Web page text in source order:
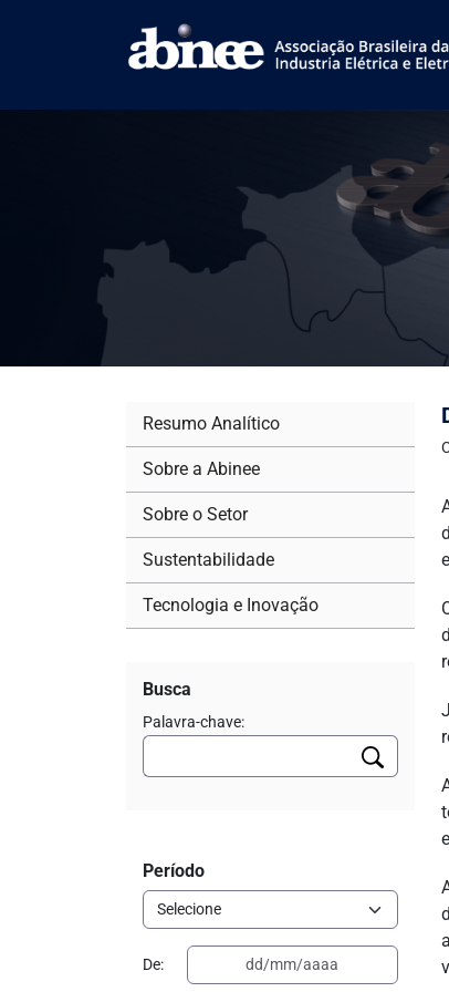
Resumo Analítico
Sobre a Abinee
Sobre o Setor
Sustentabilidade
Tecnologia e Inovação
Busca
Palavra-chave:
Período
De: